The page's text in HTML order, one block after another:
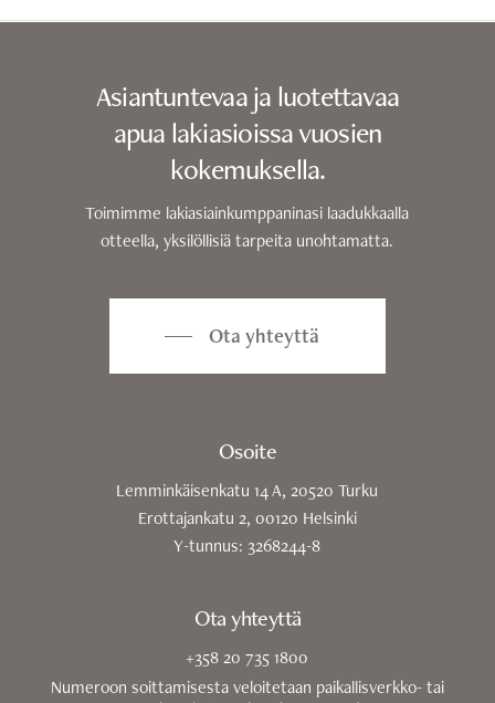
Asiantuntevaa ja luotettavaa
apua lakiasioissa vuosien
kokemuksella.
Toimimme lakiasiainkumppaninasi laadukkaalla
otteella, yksilöllisiä tarpeita unohtamatta.
Ota yhteyttä
Osoite
Lemminkäisenkatu 14 A, 20520 Turku
Erottajankatu 2, 00120 Helsinki
Y-tunnus: 3268244-8
Ota yhteyttä
+358 20 735 1800
Numeroon soittamisesta veloitetaan paikallisverkko- tai